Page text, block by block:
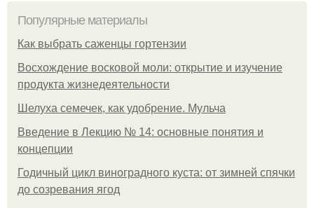
Популярные материалы
Как выбрать саженцы гортензии
Восхождение восковой моли: открытие и изучение
продукта жизнедеятельности
Шелуха семечек, как удобрение. Мульча
Введение в Лекцию № 14: основные понятия и
концепции
Годичный цикл виноградного куста: от зимней спячки
до созревания ягод